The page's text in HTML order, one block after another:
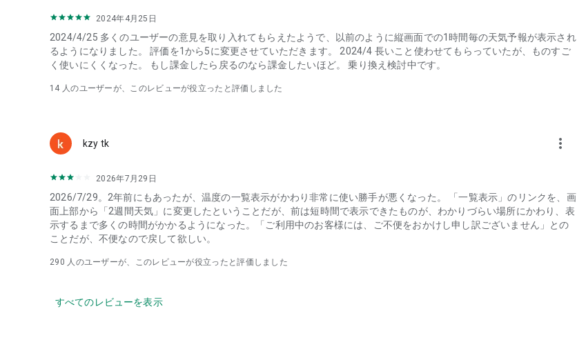
・ゲリラ豪雨・雷レーダーで急な天候変化に備えたい方
・花粉症や低気圧頭痛など、気象による体調変化が気になる方
・服装指数や生活指数で毎朝の準備を効率化したい方
・tenki jpアプリで日本気象協会（JWA）の正確な気象データを確認したい方
・登山・海水浴など屋外レジャーの天気をチェックしたい方
・花粉・気圧情報で体調先読み → 不調な日も前日から対策可能
・服装指数・乾燥・洗濯指数で毎朝の準備がスムーズに
■ tenki.jpとは
日本気象協会（JWA）公式の天気予報アプリ。全国の気象予報士が24時間体制で分析し、常に最新の気象情報をお届け
します。天気予報（てんきよほう）・雨雲レーダー・地震速報・台風情報・ゲリラ豪雨・雷レーダー・服装指数・防災
速報まで、暮らしと防災を支える気象データプラットフォームです。tenki jp として、信頼の気象情報をいつでもどこで
2024年4月25日
2024/4/25 多くのユーザーの意見を取り入れてもらえたようで、以前のように縦画面での1時間毎の天気予報が表示され
るようになりました。 評価を1から5に変更させていただきます。 2024/4 長いこと使わせてもらっていたが、ものすご
く使いにくくなった。 もし課金したら戻るのなら課金したいほど。 乗り換え検討中です。
14 人のユーザーが、このレビューが役立ったと評価しました
kzy tk more_vert
2026年7月29日
2026/7/29。2年前にもあったが、温度の一覧表示がかわり非常に使い勝手が悪くなった。 「一覧表示」のリンクを、画
面上部から「2週間天気」に変更したということだが、前は短時間で表示できたものが、わかりづらい場所にかわり、表
示するまで多くの時間がかかるようになった。「ご利用中のお客様には、ご不便をおかけし申し訳ございません」との
ことだが、不便なので戻して欲しい。
290 人のユーザーが、このレビューが役立ったと評価しました
すべてのレビューを表示